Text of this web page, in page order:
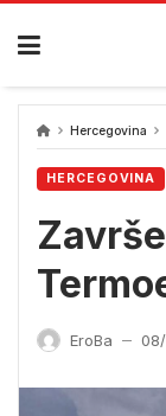
Skip
content
Hercegovina
HERCEGOVINA
EroBa —